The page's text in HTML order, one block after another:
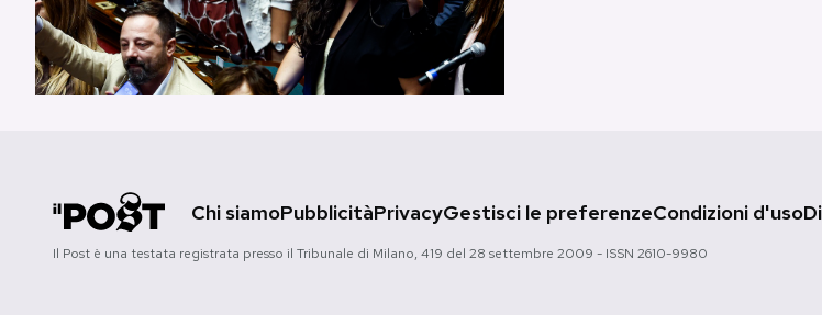
Chi siamoPubblicitàPrivacyGestisci le preferenzeCondizioni d'uso
Il Post è una testata registrata presso il Tribunale di Milano, 419 del 28 settembre 2009 - ISSN 2610-9980